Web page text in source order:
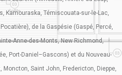
Kamouraska, Témiscouata-sur-le-Lac,
de la Gaspésie (Gaspé, Percé,
Anne-des-Monts, New Richmond,
Port-Daniel–Gascons) et du Nouveau-
Saint John, Fredericton, Dieppe,